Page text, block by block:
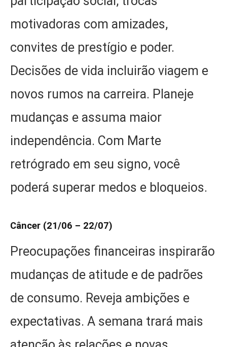
motivadoras com amizades,
convites de prestígio e poder.
Decisões de vida incluirão viagem e
novos rumos na carreira. Planeje
mudanças e assuma maior
independência. Com Marte
retrógrado em seu signo, você
poderá superar medos e bloqueios.
Câncer (21/06 – 22/07)
Preocupações financeiras inspirarão
mudanças de atitude e de padrões
de consumo. Reveja ambições e
expectativas. A semana trará mais